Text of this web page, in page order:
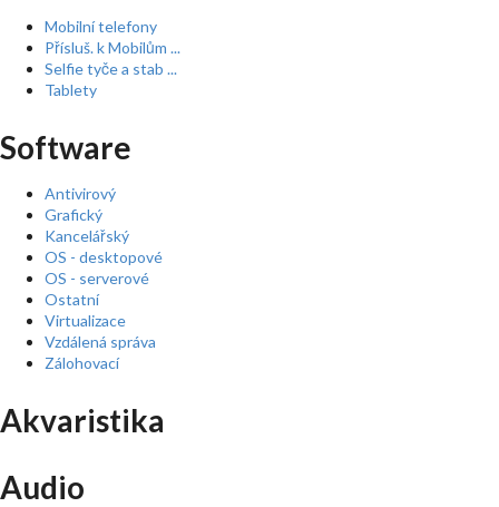
Mobilní telefony
Přísluš. k Mobilům ...
Selfie tyče a stab ...
Tablety
Software
Antivirový
Grafický
Kancelářský
OS - desktopové
OS - serverové
Ostatní
Virtualizace
Vzdálená správa
Zálohovací
Akvaristika
Audio